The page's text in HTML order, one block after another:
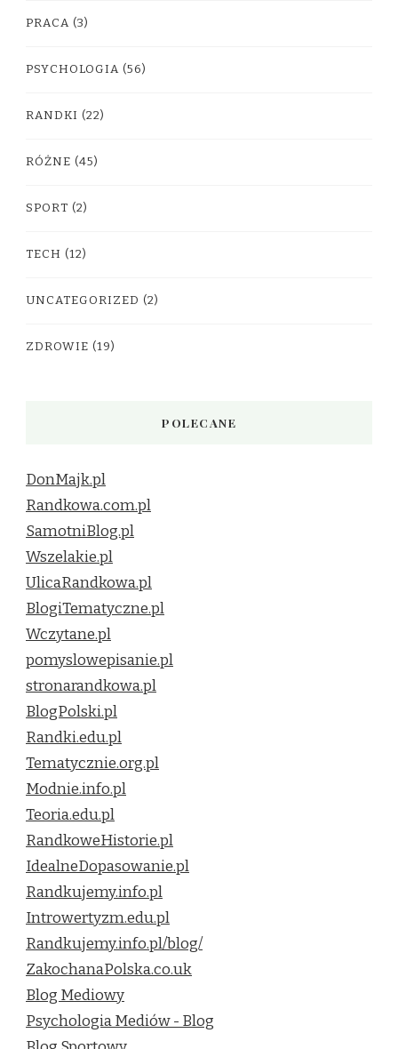
PRACA (3)
PSYCHOLOGIA (56)
RANDKI (22)
RÓŻNE (45)
SPORT (2)
TECH (12)
UNCATEGORIZED (2)
ZDROWIE (19)
POLECANE
DonMajk.pl
Randkowa.com.pl
SamotniBlog.pl
Wszelakie.pl
UlicaRandkowa.pl
BlogiTematyczne.pl
Wczytane.pl
pomyslowepisanie.pl
stronarandkowa.pl
BlogPolski.pl
Randki.edu.pl
Tematycznie.org.pl
Modnie.info.pl
Teoria.edu.pl
RandkoweHistorie.pl
IdealneDopasowanie.pl
Randkujemy.info.pl
Introwertyzm.edu.pl
Randkujemy.info.pl/blog/
ZakochanaPolska.co.uk
Blog Mediowy
Psychologia Mediów - Blog